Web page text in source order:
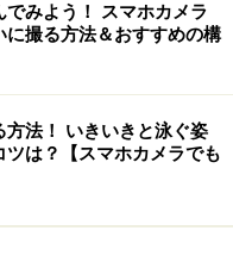
でみよう！ スマホカメラ
に撮る方法＆おすすめの構
方法！ いきいきと泳ぐ姿
ツは？【スマホカメラでも